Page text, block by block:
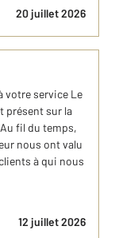
20 juillet 2026
votre service Le
présent sur la
fil du temps,
nous ont valu
à qui nous
12 juillet 2026